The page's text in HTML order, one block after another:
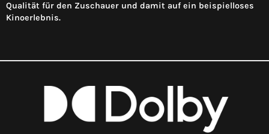
Qualität für den Zuschauer und damit auf ein beispielloses
Kinoerlebnis.